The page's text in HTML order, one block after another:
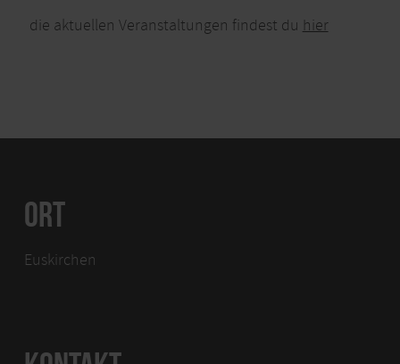
die aktuellen Veranstaltungen findest du hier
ORT
Euskirchen